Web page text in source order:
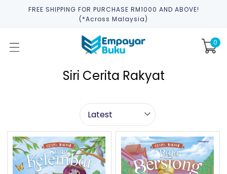
FREE SHIPPING FOR PURCHASE RM1000 AND ABOVE!
(*across Malaysia)
0
Siri Cerita Rakyat